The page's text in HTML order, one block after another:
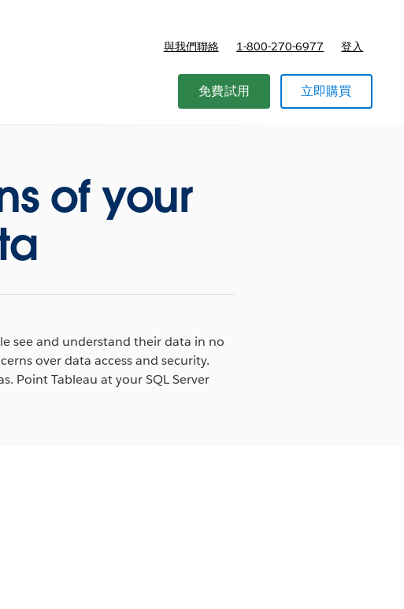
與我們聯絡 1-800-270-6977 登入
免費試用 立即購買
of your
see and understand their data in no
over data access and security.
Point Tableau at your SQL Server